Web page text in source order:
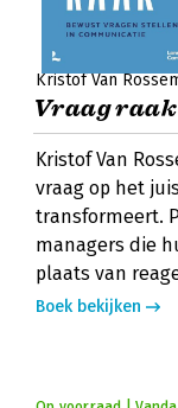
Kristof Van
Vraag raak
Kristof Van
vraag op het
transformeert.
managers die
plaats van
Boek bekijken